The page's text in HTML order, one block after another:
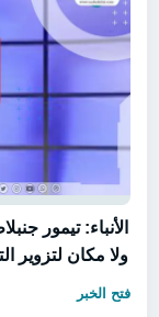
الأنباء: تيمور
ولا مكان لتزوير
فتح الخبر